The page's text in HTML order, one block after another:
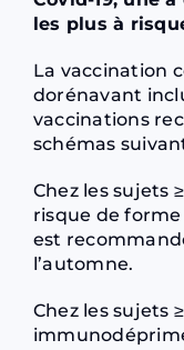
les plus à
La vaccination
dorénavant
vaccinations
schémas
Chez les sujets
risque de forme
est
l’automne.
Chez les sujets